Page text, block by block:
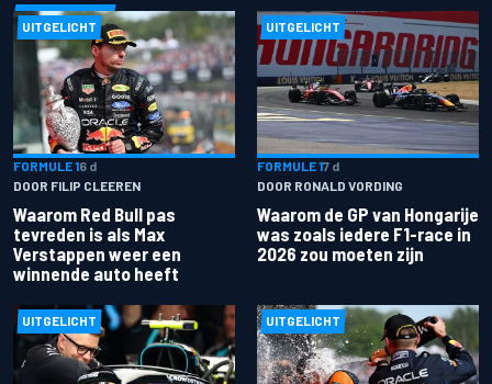
UITGELICHT
FORMULE 16 d
DOOR FILIP CLEEREN
Waarom Red Bull pas
tevreden is als Max
Verstappen weer een
winnende auto heeft
UITGELICHT
FORMULE 17 d
DOOR RONALD VORDING
Waarom de GP van Hongarije
was zoals iedere F1-race in
2026 zou moeten zijn
UITGELICHT UITGELICHT